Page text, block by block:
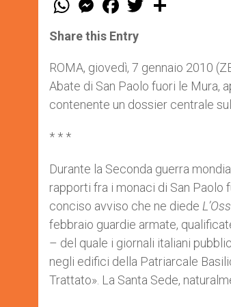
t
s
p
p
e
s
e
g
e
r
a
e
b
o
k
w
r
Share this Entry
ROMA, giovedì, 7 gennaio 2010
Abate di San Paolo fuori le Mura,
contenente un dossier centrale
* * *
Durante la Seconda guerra
rapporti fra i monaci di San Paolo
conciso avviso che ne diede
febbraio guardie armate,
– del quale i giornali italiani
negli edifici della Patriarcale
Trattato». La Santa Sede,